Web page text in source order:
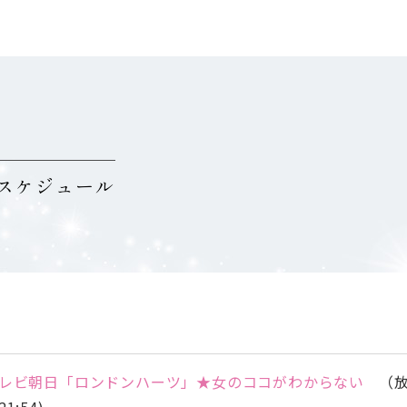
ケジュール
ビ朝日「ロンドンハーツ」★女のココがわからない